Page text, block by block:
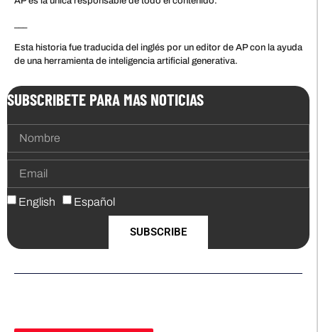
Esta historia fue traducida del inglés por un editor de AP con la ayuda
de una herramienta de inteligencia artificial generativa.
SUBSCRIBETE PARA MAS NOTICIAS
English Español
SUBSCRIBE